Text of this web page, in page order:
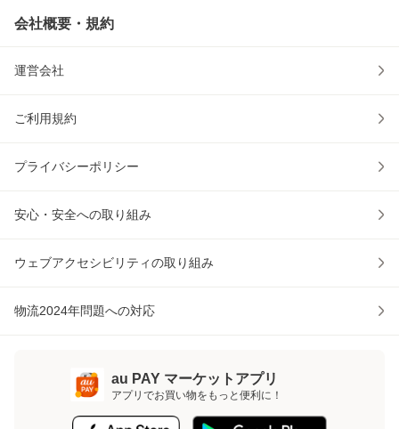
会社概要・規約
運営会社
ご利用規約
プライバシーポリシー
安心・安全への取り組み
ウェブアクセシビリティの取り組み
物流2024年問題への対応
au PAY マーケットアプリ
アプリでお買い物をもっと便利に！